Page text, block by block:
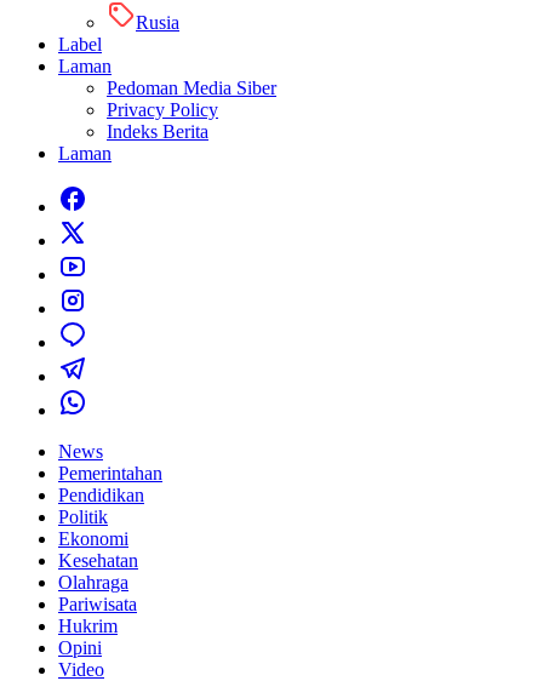
Rusia
Label
Laman
Pedoman Media Siber
Privacy Policy
Indeks Berita
Laman
News
Pemerintahan
Pendidikan
Politik
Ekonomi
Kesehatan
Olahraga
Pariwisata
Hukrim
Opini
Video